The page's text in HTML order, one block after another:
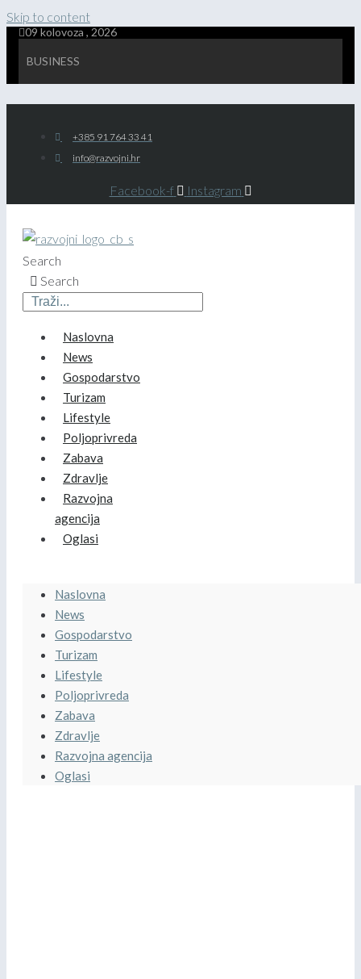
Skip to content
09 kolovoza , 2026
BUSINESS
+385 91 764 33 41
info@razvojni.hr
Facebook-f Instagram
Search
Search
Naslovna
News
Gospodarstvo
Turizam
Lifestyle
Poljoprivreda
Zabava
Zdravlje
Razvojna
agencija
Oglasi
Naslovna
News
Gospodarstvo
Turizam
Lifestyle
Poljoprivreda
Zabava
Zdravlje
Razvojna agencija
Oglasi